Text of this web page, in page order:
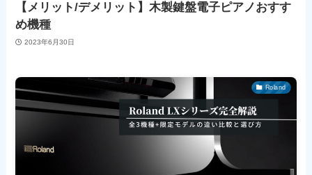
【メリット/デメリット】木製鍵盤電子ピアノおすす
め機種
2023年6月30日
Roland